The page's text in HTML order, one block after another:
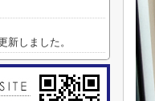
新しました。